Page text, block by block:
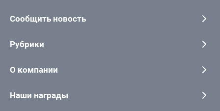
Сообщить новость
Рубрики
О компании
Наши награды